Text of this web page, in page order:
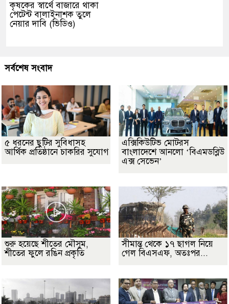
কৃষকের স্বার্থে বাজারে থাকা
পেটেন্ট বালাইনাশক তুলে
নেয়ার দাবি (ভিডিও)
সর্বশেষ সংবাদ
৫ ধরনের ছুটির সুবিধাসহ
আর্থিক প্রতিষ্ঠানে চাকরির সুযোগ
এক্সিকিউটিভ মোটরস
বাংলাদেশে আনলো ‘বিএমডব্লিউ
এক্স সেভেন’
শুরু হয়েছে শীতের মৌসুম,
শীতের ফুলে রঙিন প্রকৃতি
সীমান্ত থেকে ১৭ ছাগল নিয়ে
গেল বিএসএফ, অতঃপর...